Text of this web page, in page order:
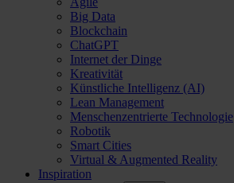
Big Data
Blockchain
ChatGPT
Internet der Dinge
Kreativität
Künstliche Intelligenz (AI)
Lean Management
Menschenzentrierte Technologie
Robotik
Smart Cities
Virtual & Augmented Reality
Inspiration